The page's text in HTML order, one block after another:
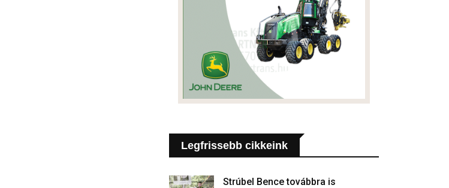
Legfrissebb cikkeink
Strúbel Bence továbbra is